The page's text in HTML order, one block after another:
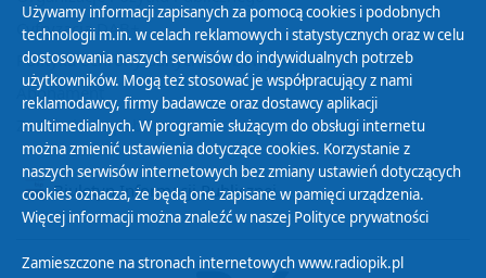
Cyfryzacja DAB+
Polityka ochrony danych osobowych
Abonament
Zamówienia publiczne
Biuletyn Informacji Publicznej
Używamy informacji zapisanych za pomocą cookies i podobnych
technologii m.in. w celach reklamowych i statystycznych oraz w celu
dostosowania naszych serwisów do indywidualnych potrzeb
użytkowników. Mogą też stosować je współpracujący z nami
reklamodawcy, firmy badawcze oraz dostawcy aplikacji
multimedialnych. W programie służącym do obsługi internetu
można zmienić ustawienia dotyczące cookies. Korzystanie z
naszych serwisów internetowych bez zmiany ustawień dotyczących
cookies oznacza, że będą one zapisane w pamięci urządzenia.
Więcej informacji można znaleźć w naszej Polityce prywatności
Zamieszczone na stronach internetowych www.radiopik.pl